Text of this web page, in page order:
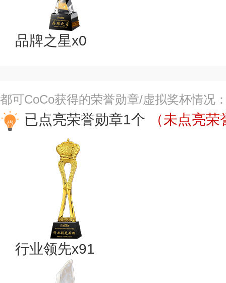
品牌之星x0
都可CoCo获得的荣誉勋章/虚拟奖杯情况
已点亮荣誉勋章1个 （未点亮
行业领先x91